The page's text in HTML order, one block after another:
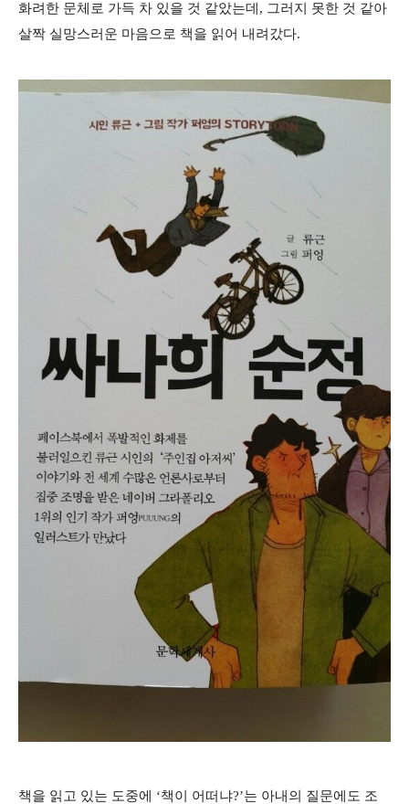
화려한 문체로 가득 차 있을 것 같았는데, 그러지 못한 것 같아
살짝 실망스러운 마음으로 책을 읽어 내려갔다.
책을 읽고 있는 도중에 ‘책이 어떠냐?’는 아내의 질문에도 조